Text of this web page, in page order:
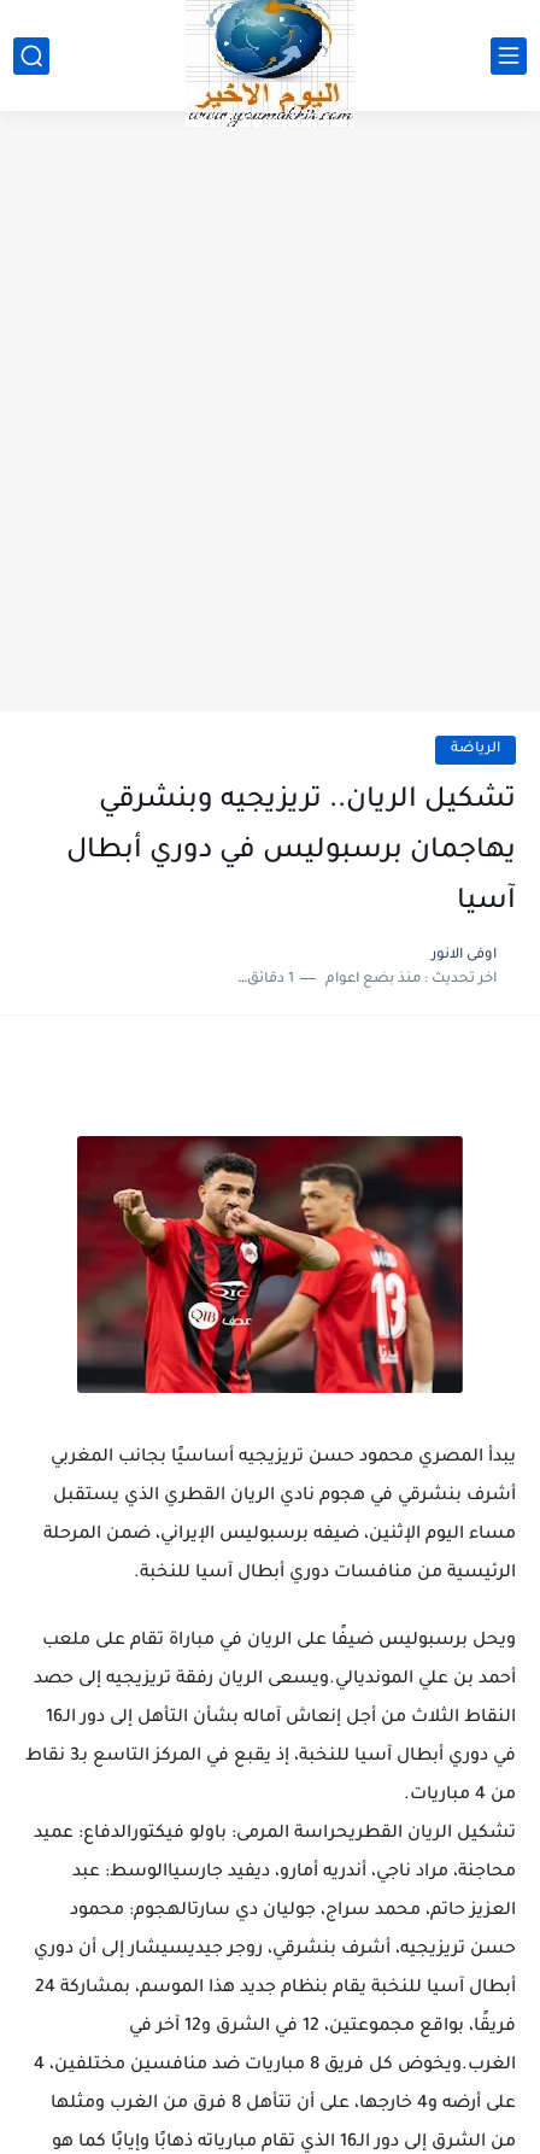
الرياضة
تشكيل الريان.. تريزيجيه وبنشرقي
يهاجمان برسبوليس في دوري أبطال
آسيا
اوفى الانور
اخر تحديث :منذ بضع اعوام 1 دقائق للقراءة
يبدأ المصري محمود حسن تريزيجيه أساسيًا بجانب المغربي
أشرف بنشرقي في هجوم نادي الريان القطري الذي يستقبل
مساء اليوم الإثنين، ضيفه برسبوليس الإيراني، ضمن المرحلة
الرئيسية من منافسات دوري أبطال آسيا للنخبة.
ويحل برسبوليس ضيفًا على الريان في مباراة تقام على ملعب
أحمد بن علي المونديالي.ويسعى الريان رفقة تريزيجيه إلى حصد
النقاط الثلاث من أجل إنعاش آماله بشأن التأهل إلى دور الـ16
في دوري أبطال آسيا للنخبة، إذ يقبع في المركز التاسع بـ3 نقاط
من 4 مباريات.
تشكيل الريان القطريحراسة المرمى: باولو فيكتورالدفاع: عميد
محاجنة، مراد ناجي، أندريه أمارو، ديفيد جارسياالوسط: عبد
العزيز حاتم، محمد سراج، جوليان دي سارتالهجوم: محمود
حسن تريزيجيه، أشرف بنشرقي، روجر جيديسيشار إلى أن دوري
أبطال آسيا للنخبة يقام بنظام جديد هذا الموسم، بمشاركة 24
فريقًا، بواقع مجموعتين، 12 في الشرق و12 آخر في
الغرب.ويخوض كل فريق 8 مباريات ضد منافسين مختلفين، 4
على أرضه و4 خارجها، على أن تتأهل 8 فرق من الغرب ومثلها
من الشرق إلى دور الـ16 الذي تقام مبارياته ذهابًا وإيابًا كما هو